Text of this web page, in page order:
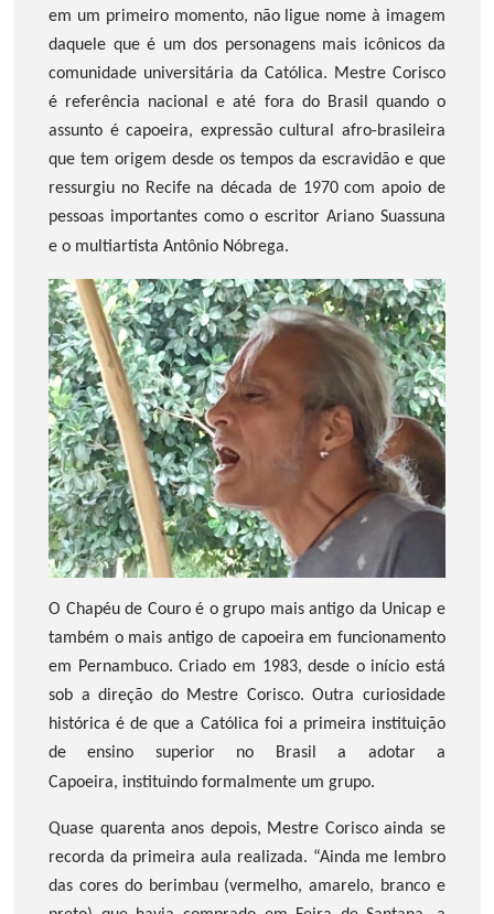
em um primeiro momento, não ligue nome à imagem
daquele que é um dos personagens mais icônicos da
comunidade universitária da Católica. Mestre Corisco
é referência nacional e até fora do Brasil quando o
assunto é capoeira, expressão cultural afro-brasileira
que tem origem desde os tempos da escravidão e que
ressurgiu no Recife na década de 1970 com apoio de
pessoas importantes como o escritor Ariano Suassuna
e o multiartista Antônio Nóbrega.
O Chapéu de Couro é o grupo mais antigo da Unicap e
também o mais antigo de capoeira em funcionamento
em Pernambuco. Criado em 1983, desde o início está
sob a direção do Mestre Corisco. Outra curiosidade
histórica é de que a Católica foi a primeira instituição
de ensino superior no Brasil a adotar a
Capoeira, instituindo formalmente um grupo.
Quase quarenta anos depois, Mestre Corisco ainda se
recorda da primeira aula realizada. “Ainda me lembro
das cores do berimbau (vermelho, amarelo, branco e